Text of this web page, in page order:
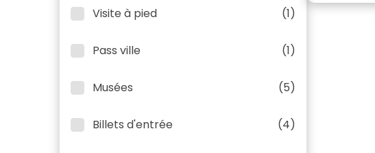
Visite à pied (1)
Pass ville (1)
Musées (5)
Billets d'entrée (4)